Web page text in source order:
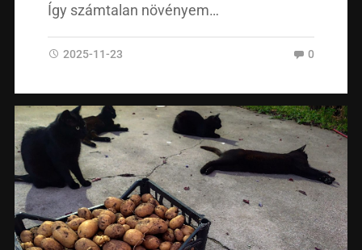
Így számtalan növényem…
2025-11-23 0